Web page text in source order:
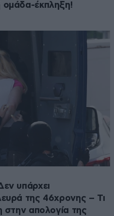
ομάδα-έκπληξη!
υπάρχει
της 46χρονης – Τι
στην απολογία της